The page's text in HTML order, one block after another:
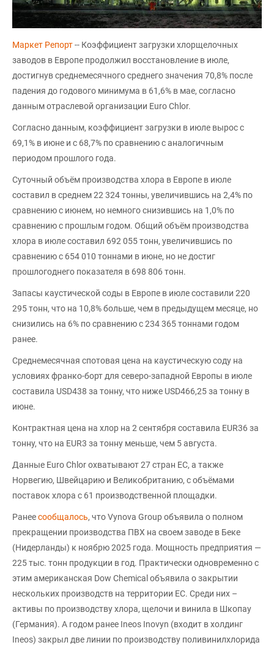
Маркет Репорт-- Коэффициент загрузки хлорщелочных
заводов в Европе продолжил восстановление в июле,
достигнув среднемесячного среднего значения 70,8% после
падения до годового минимума в 61,6% в мае, согласно
данным отраслевой организации Euro Chlor.
Согласно данным, коэффициент загрузки в июле вырос с
69,1% в июне и с 68,7% по сравнению с аналогичным
периодом прошлого года.
Суточный объём производства хлора в Европе в июле
составил в среднем 22 324 тонны, увеличившись на 2,4% по
сравнению с июнем, но немного снизившись на 1,0% по
сравнению с прошлым годом. Общий объём производства
хлора в июле составил 692 055 тонн, увеличившись по
сравнению с 654 010 тоннами в июне, но не достиг
прошлогоднего показателя в 698 806 тонн.
Запасы каустической соды в Европе в июле составили 220
295 тонн, что на 10,8% больше, чем в предыдущем месяце, но
снизились на 6% по сравнению с 234 365 тоннами годом
ранее.
Среднемесячная спотовая цена на каустическую соду на
условиях франко-борт для северо-западной Европы в июле
составила USD438 за тонну, что ниже USD466,25 за тонну в
июне.
Контрактная цена на хлор на 2 сентября составила EUR36 за
тонну, что на EUR3 за тонну меньше, чем 5 августа.
Данные Euro Chlor охватывают 27 стран ЕС, а также
Норвегию, Швейцарию и Великобританию, с объёмами
поставок хлора с 61 производственной площадки.
Ранеесообщалось, что Vynova Group объявила о полном
прекращении производства ПВХ на своем заводе в Беке
(Нидерланды) к ноябрю 2025 года. Мощность предприятия —
225 тыс. тонн продукции в год. Практически одновременно с
этим американская Dow Chemical объявила о закрытии
нескольких производств на территории ЕС. Среди них –
активы по производству хлора, щелочи и винила в Шкопау
(Германия). А годом ранее Ineos Inovyn (входит в холдинг
Ineos) закрыл две линии по производству поливинилхлорида